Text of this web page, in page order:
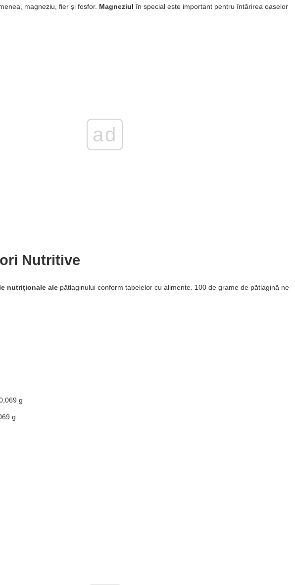
magneziu, fier și fosfor. Magneziul în special este important pentru întărirea oaselor
ad
Nutritive
nutriționale ale pătlaginului conform tabelelor cu alimente. 100 de grame de pătlagină ne
g
g